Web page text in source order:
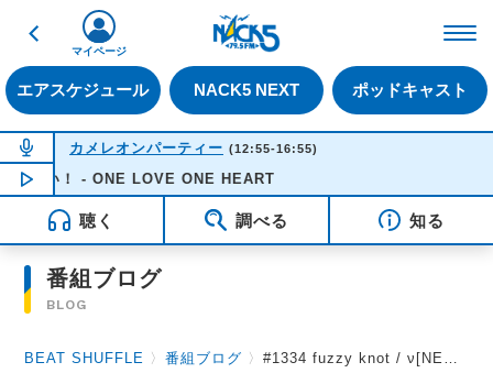
戻る
エアスケジュール NACK5 NEXT ポッドキャスト
マイページ
NOW ON AIR
カメレオンパーティー (12:55-16:55)
NOW PLAYING 14:30
ONE LOVE ONE HEART
聴く 調べる 知る
番組ブログ
BLOG
BEAT SHUFFLE 〉番組ブログ 〉#1334 fuzzy knot / ν[NEU] 2024.8.16